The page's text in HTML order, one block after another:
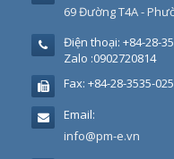
69 Đường T4A -
Điện thoại: +84-28-
Zalo :0902720814
Fax: +84-28-3535-
Email:
info@pm-e.vn